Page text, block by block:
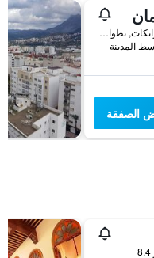
2 درب إزيمان طرانكات, تطوان, المغرب
الصفقة